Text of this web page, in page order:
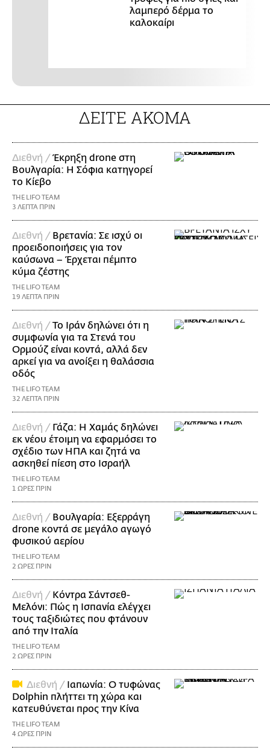
λαμπερό δέρμα το
καλοκαίρι
ΔΕΙΤΕ ΑΚΟΜΑ
Διεθνή /Έκρηξη drone στη
Βουλγαρία: Η Σόφια κατηγορεί
το Κίεβο
THE LIFO TEAM
3 ΛΕΠΤΑ ΠΡΙΝ
Διεθνή / Βρετανία: Σε ισχύ οι
προειδοποιήσεις για τον
καύσωνα – Έρχεται πέμπτο
κύμα ζέστης
THE LIFO TEAM
19 ΛΕΠΤΑ ΠΡΙΝ
Διεθνή /Το Ιράν δηλώνει ότι η
συμφωνία για τα Στενά του
Ορμούζ είναι κοντά, αλλά δεν
αρκεί για να ανοίξει η θαλάσσια
οδός
THE LIFO TEAM
32 ΛΕΠΤΑ ΠΡΙΝ
Διεθνή / Γάζα: Η Χαμάς δηλώνει
εκ νέου έτοιμη να εφαρμόσει το
σχέδιο των ΗΠΑ και ζητά να
ασκηθεί πίεση στο Ισραήλ
THE LIFO TEAM
1 ΩΡΕΣ ΠΡΙΝ
Διεθνή / Βουλγαρία: Εξερράγη
drone κοντά σε μεγάλο αγωγό
φυσικού αερίου
THE LIFO TEAM
2 ΩΡΕΣ ΠΡΙΝ
Διεθνή / Κόντρα Σάντσεθ-
Μελόνι: Πώς η Ισπανία ελέγχει
τους ταξιδιώτες που φτάνουν
από την Ιταλία
THE LIFO TEAM
2 ΩΡΕΣ ΠΡΙΝ
Διεθνή / Ιαπωνία: Ο τυφώνας
Dolphin πλήττει τη χώρα και
κατευθύνεται προς την Κίνα
THE LIFO TEAM
4 ΩΡΕΣ ΠΡΙΝ